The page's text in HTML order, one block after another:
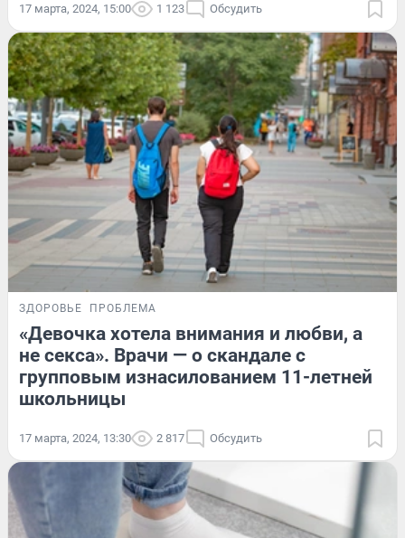
17 марта, 2024, 15:00 1 123 Обсудить
ЗДОРОВЬЕ ПРОБЛЕМА
«Девочка хотела внимания и любви, а
не секса». Врачи — о скандале с
групповым изнасилованием 11-летней
школьницы
17 марта, 2024, 13:30 2 817 Обсудить